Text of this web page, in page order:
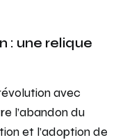
: une relique
avec
l’abandon du
et l’adoption de